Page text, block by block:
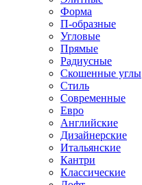
Форма
П-образные
Угловые
Прямые
Радиусные
Скошенные углы
Стиль
Современные
Евро
Английские
Дизайнерские
Итальянские
Кантри
Классические